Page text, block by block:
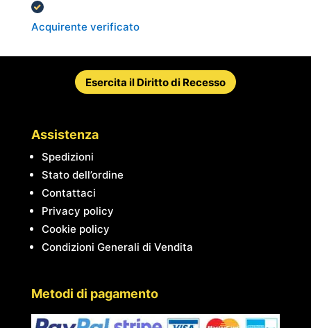
Acquirente verificato
Esercita il Diritto di Recesso
Assistenza
Spedizioni
Stato dell’ordine
Contattaci
Privacy policy
Cookie policy
Condizioni Generali di Vendita
Metodi di pagamento